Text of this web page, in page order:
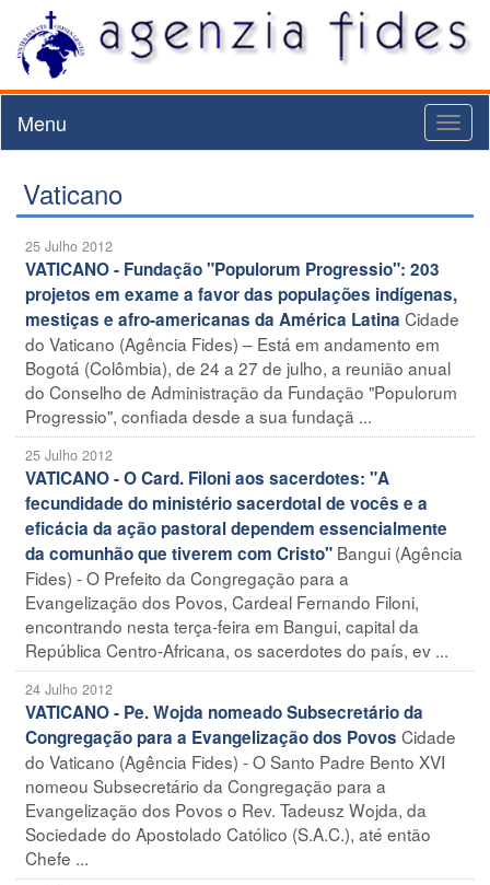
Menu
Vaticano
25 Julho 2012
VATICANO - Fundação "Populorum Progressio": 203
projetos em exame a favor das populações indígenas,
mestiças e afro-americanas da América Latina Cidade
do Vaticano (Agência Fides) – Está em andamento em
Bogotá (Colômbia), de 24 a 27 de julho, a reunião anual
do Conselho de Administração da Fundação "Populorum
Progressio", confiada desde a sua fundaçã ...
25 Julho 2012
VATICANO - O Card. Filoni aos sacerdotes: "A
fecundidade do ministério sacerdotal de vocês e a
eficácia da ação pastoral dependem essencialmente
da comunhão que tiverem com Cristo" Bangui (Agência
Fides) - O Prefeito da Congregação para a
Evangelização dos Povos, Cardeal Fernando Filoni,
encontrando nesta terça-feira em Bangui, capital da
República Centro-Africana, os sacerdotes do país, ev ...
24 Julho 2012
VATICANO - Pe. Wojda nomeado Subsecretário da
Congregação para a Evangelização dos Povos Cidade
do Vaticano (Agência Fides) - O Santo Padre Bento XVI
nomeou Subsecretário da Congregação para a
Evangelização dos Povos o Rev. Tadeusz Wojda, da
Sociedade do Apostolado Católico (S.A.C.), até então
Chefe ...